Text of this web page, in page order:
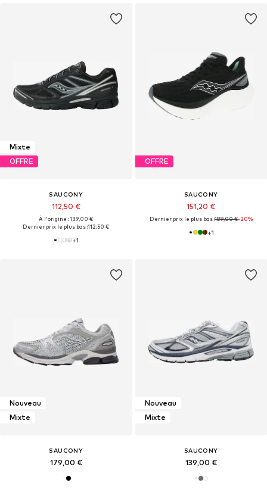
Mixte
OFFRE
SAUCONY
112,50 €
À l'origine : 139,00 €
Dernier prix le plus bas :112,50 €
+1
OFFRE
SAUCONY
151,20 €
Dernier prix le plus bas :189,00 €-20%
+1
Nouveau
Mixte
SAUCONY
179,00 €
Nouveau
Mixte
SAUCONY
139,00 €